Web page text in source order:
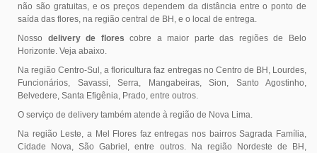
não são gratuitas, e os preços dependem da distância entre o ponto de
saída das flores, na região central de BH, e o local de entrega.
Nosso delivery de flores cobre a maior parte das regiões de Belo
Horizonte. Veja abaixo.
Na região Centro-Sul, a floricultura faz entregas no Centro de BH, Lourdes,
Funcionários, Savassi, Serra, Mangabeiras, Sion, Santo Agostinho,
Belvedere, Santa Efigênia, Prado, entre outros.
O serviço de delivery também atende à região de Nova Lima.
Na região Leste, a Mel Flores faz entregas nos bairros Sagrada Família,
Cidade Nova, São Gabriel, entre outros. Na região Nordeste de BH,